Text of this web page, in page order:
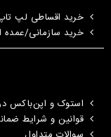
خرید اقساطی لپ تاپ
خرید سازمانی/عمده
استوک و اپن‌باکس
قوانین و شرایط